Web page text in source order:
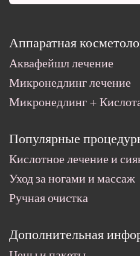
Аппаратная
Аквафейшл лечение
Микронедлинг лечение
Микронедлинг +
Популярные
Кислотное лечение и
Уход за ногами и массаж
Ручная очистка
Дополнительная